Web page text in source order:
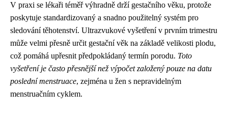
V praxi se lékaři téměř výhradně drží gestačního věku, protože
poskytuje standardizovaný a snadno použitelný systém pro
sledování těhotenství. Ultrazvukové vyšetření v prvním trimestru
může velmi přesně určit gestační věk na základě velikosti plodu,
což pomáhá upřesnit předpokládaný termín porodu. Toto
vyšetření je často přesnější než výpočet založený pouze na datu
poslední menstruace, zejména u žen s nepravidelným
menstruačním cyklem.